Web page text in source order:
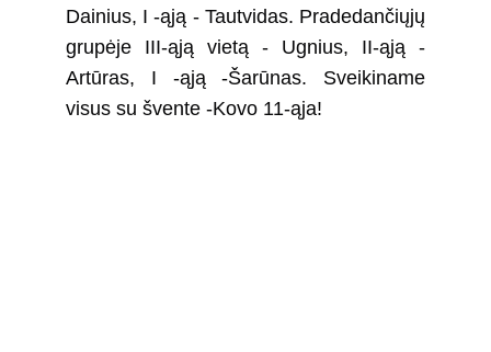
Dainius, I -ąją - Tautvidas. Pradedančiųjų
grupėje III-ąją vietą - Ugnius, II-ąją -
Artūras, I -ąją -Šarūnas. Sveikiname
visus su švente -Kovo 11-ąja!